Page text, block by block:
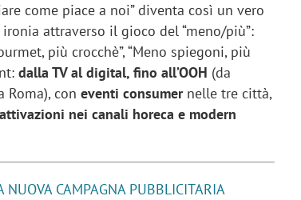
come piace a noi” diventa così un vero
attraverso il gioco del “meno/più”:
più crocchè”, “Meno spiegoni, più
dalla TV al digital, fino all’OOH (da
Roma), coneventi consumernelle tre città,
attivazioni nei canali horeca e modern
CAMPAGNA PUBBLICITARIA